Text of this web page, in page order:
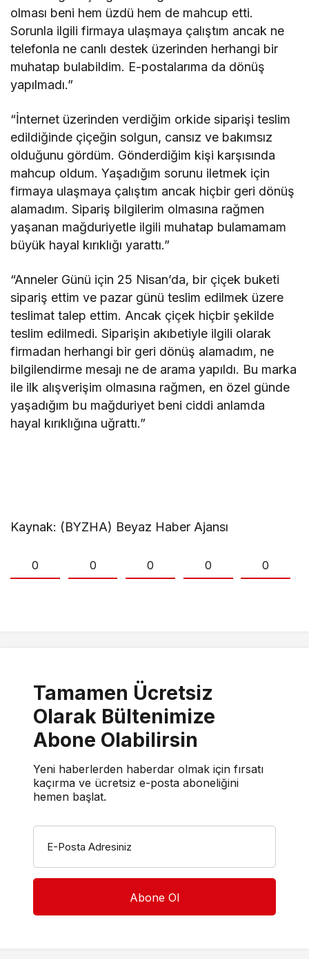
olması beni hem üzdü hem de mahcup etti.
Sorunla ilgili firmaya ulaşmaya çalıştım ancak ne
telefonla ne canlı destek üzerinden herhangi bir
muhatap bulabildim. E-postalarıma da dönüş
yapılmadı.”
“İnternet üzerinden verdiğim orkide siparişi teslim
edildiğinde çiçeğin solgun, cansız ve bakımsız
olduğunu gördüm. Gönderdiğim kişi karşısında
mahcup oldum. Yaşadığım sorunu iletmek için
firmaya ulaşmaya çalıştım ancak hiçbir geri dönüş
alamadım. Sipariş bilgilerim olmasına rağmen
yaşanan mağduriyetle ilgili muhatap bulamamam
büyük hayal kırıklığı yarattı.”
“Anneler Günü için 25 Nisan’da, bir çiçek buketi
sipariş ettim ve pazar günü teslim edilmek üzere
teslimat talep ettim. Ancak çiçek hiçbir şekilde
teslim edilmedi. Siparişin akıbetiyle ilgili olarak
firmadan herhangi bir geri dönüş alamadım, ne
bilgilendirme mesajı ne de arama yapıldı. Bu marka
ile ilk alışverişim olmasına rağmen, en özel günde
yaşadığım bu mağduriyet beni ciddi anlamda
hayal kırıklığına uğrattı.”
Kaynak: (BYZHA) Beyaz Haber Ajansı
0 0 0 0 0
Tamamen Ücretsiz
Olarak Bültenimize
Abone Olabilirsin
Yeni haberlerden haberdar olmak için fırsatı
kaçırma ve ücretsiz e-posta aboneliğini
hemen başlat.
E-Posta Adresiniz